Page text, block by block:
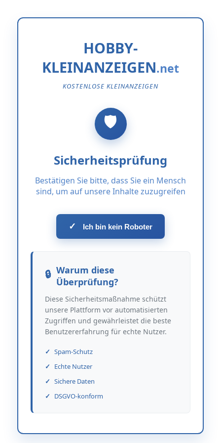
HOBBY-
KLEINANZEIGEN
KOSTENLOSE KLEINANZEIGEN
Sicherheitsprüfung
Bestätigen Sie bitte, dass Sie ein Mensch
sind, um auf unsere Inhalte zuzugreifen
✓ Ich bin kein Roboter
Warum diese
Überprüfung?
Diese Sicherheitsmaßnahme schützt
unsere Plattform vor automatisierten
Zugriffen und gewährleistet die beste
Benutzererfahrung für echte Nutzer.
Spam-Schutz
Echte Nutzer
Sichere Daten
DSGVO-konform